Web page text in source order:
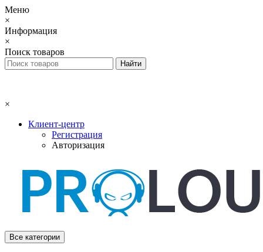
Меню
×
Информация
×
Поиск товаров
×
Клиент-центр
Регистрация
Авторизация
Все категории